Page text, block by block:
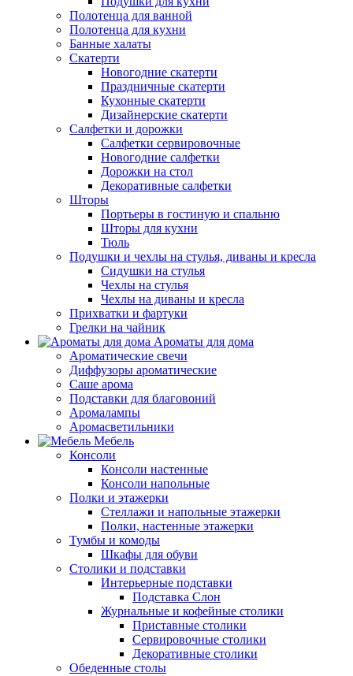
Полотенца для ванной
Полотенца для кухни
Банные халаты
Скатерти
Новогодние скатерти
Праздничные скатерти
Кухонные скатерти
Дизайнерские скатерти
Салфетки и дорожки
Салфетки сервировочные
Новогодние салфетки
Дорожки на стол
Декоративные салфетки
Шторы
Портьеры в гостиную и спальню
Шторы для кухни
Тюль
Подушки и чехлы на стулья, диваны и кресла
Сидушки на стулья
Чехлы на стулья
Чехлы на диваны и кресла
Прихватки и фартуки
Грелки на чайник
Ароматы для дома
Ароматические свечи
Диффузоры ароматические
Саше арома
Подставки для благовоний
Аромалампы
Аромасветильники
Мебель
Консоли
Консоли настенные
Консоли напольные
Полки и этажерки
Стеллажи и напольные этажерки
Полки, настенные этажерки
Тумбы и комоды
Шкафы для обуви
Столики и подставки
Интерьерные подставки
Подставка Слон
Журнальные и кофейные столики
Приставные столики
Сервировочные столики
Декоративные столики
Обеденные столы